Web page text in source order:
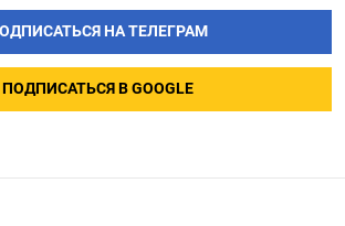
НА ТЕЛЕГРАМ
ПОДПИСАТЬСЯ В GOOGLE